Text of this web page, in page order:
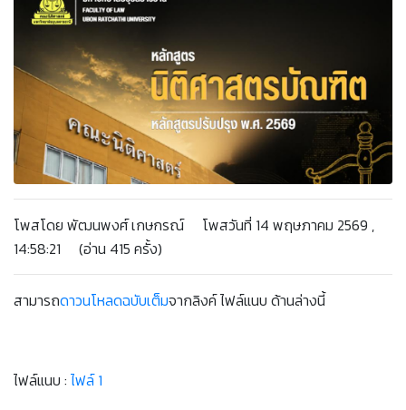
โพสโดย พัฒนพงศ์ เกษกรณ์ โพสวันที่ 14 พฤษภาคม 2569 ,
14:58:21 (อ่าน 415 ครั้ง)
สามารถดาวนโหลดฉบับเต็มจากลิงค์ ไฟล์แนบ ด้านล่างนี้
ไฟล์แนบ : ไฟล์ 1